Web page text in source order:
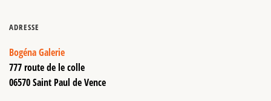
ADRESSE
Bogéna Galerie
777 route de le colle
06570 Saint Paul de Vence